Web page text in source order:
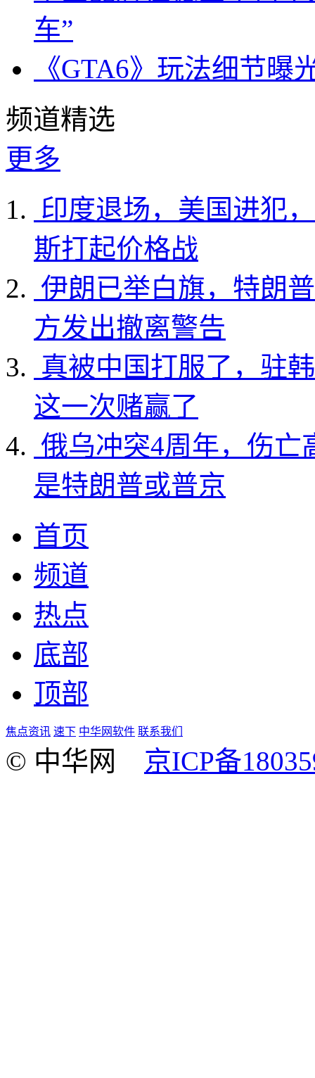
车”
《GTA6》玩法细节
频道精选
更多
印度退场，美国进犯
斯打起价格战
伊朗已举白旗，特朗
方发出撤离警告
真被中国打服了，驻
这一次赌赢了
俄乌冲突4周年，伤亡
是特朗普或普京
首页
频道
热点
底部
顶部
焦点资讯 速下 中华网软件 联系我们
© 中华网 京ICP备